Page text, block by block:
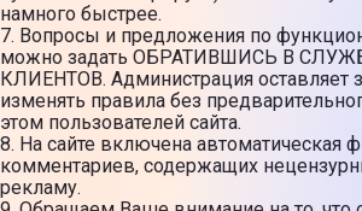
намного быстрее.
7. Вопросы и предложения по
можно задать ОБРАТИВШИСЬ В
КЛИЕНТОВ. Администрация оставляет
изменять правила без
этом пользователей сайта.
8. На сайте включена автоматическая
комментариев, содержащих
рекламу.